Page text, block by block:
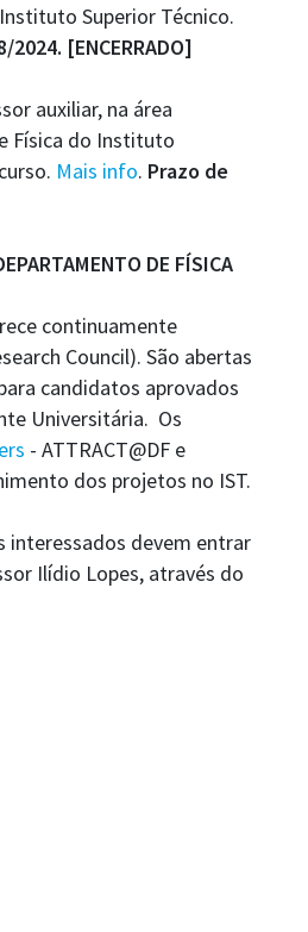
Superior Técnico.
[ENCERRADO]
auxiliar, na área
Física do Instituto
Mais info. Prazo de
DE FÍSICA
continuamente
Council). São abertas
candidatos aprovados
Universitária. Os
- ATTRACT@DF e
dos projetos no IST.
interessados devem entrar
Ilídio Lopes, através do